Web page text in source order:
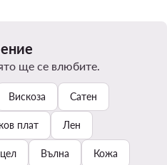
ще се влюбите.
Вискоза Сатен
плат Лен
Вълна Кожа